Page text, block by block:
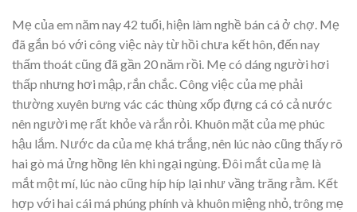
Mẹ của em năm nay 42 tuổi, hiện làm nghề bán cá ở chợ. Mẹ
đã gắn bó với công việc này từ hồi chưa kết hôn, đến nay
thấm thoát cũng đã gần 20 năm rồi. Mẹ có dáng người hơi
thấp nhưng hơi mập, rắn chắc. Công việc của mẹ phải
thường xuyên bưng vác các thùng xốp đựng cá có cả nước
nên người mẹ rất khỏe và rắn rỏi. Khuôn mặt của mẹ phúc
hậu lắm. Nước da của mẹ khá trắng, nên lúc nào cũng thấy rõ
hai gò má ửng hồng lên khi ngại ngùng. Đôi mắt của mẹ là
mắt một mí, lúc nào cũng híp híp lại như vầng trăng rằm. Kết
hợp với hai cái má phúng phính và khuôn miệng nhỏ, trông mẹ